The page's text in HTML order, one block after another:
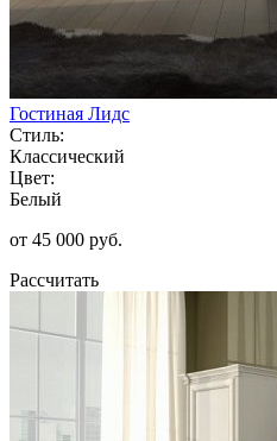
Гостиная Лидс
Стиль:
Классический
Цвет:
Белый
от 45 000 руб.
Рассчитать